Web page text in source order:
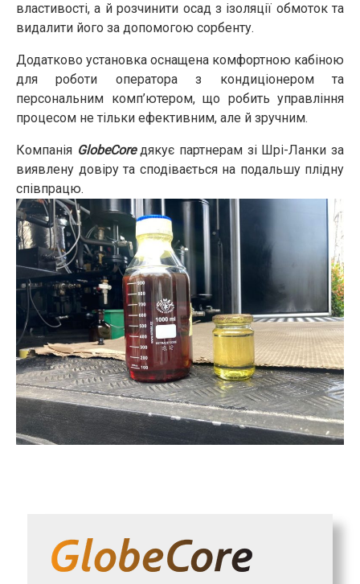
властивості, а й розчинити осад з ізоляції обмоток та
видалити його за допомогою сорбенту.
Додатково установка оснащена комфортною кабіною
для роботи оператора з кондиціонером та
персональним комп’ютером, що робить управління
процесом не тільки ефективним, але й зручним.
Компанія GlobeCoreдякує партнерам зі Шрі-Ланки за
виявлену довіру та сподівається на подальшу плідну
співпрацю.